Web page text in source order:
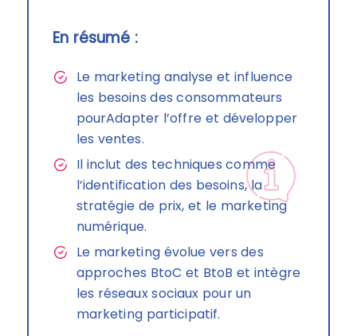
En résumé :
Le marketing analyse et influence
les besoins des consommateurs
pourAdapter l’offre et développer
les ventes.
Il inclut des techniques comme
l’identification des besoins, la
stratégie de prix, et le marketing
numérique.
Le marketing évolue vers des
approches BtoC et BtoB et intègre
les réseaux sociaux pour un
marketing participatif.